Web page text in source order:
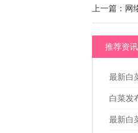
上一篇：网
推荐资讯
最新白
白菜发
最新白